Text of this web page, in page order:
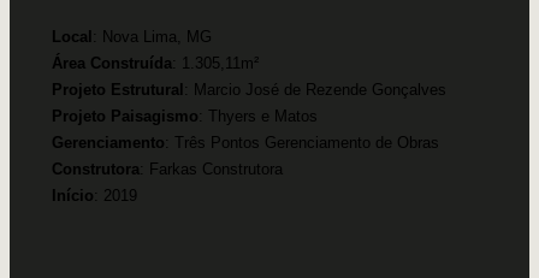
Local : Nova Lima, MG
Área Construída: 1.305,11m²
Projeto Estrutural : Marcio José de Rezende Gonçalves
Projeto Paisagismo: Thyers e Matos
Gerenciamento: Três Pontos Gerenciamento de Obras
Construtora: Farkas Construtora
Início: 2019